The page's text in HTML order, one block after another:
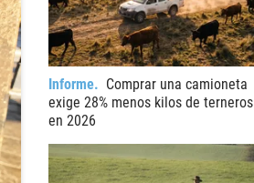
Informe
Comprar una camioneta
exige 28% menos kilos de terneros
en 2026